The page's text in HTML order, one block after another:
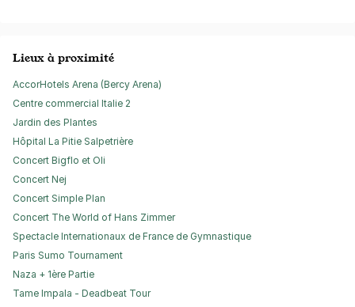
Lieux à proximité
AccorHotels Arena (Bercy Arena)
Centre commercial Italie 2
Jardin des Plantes
Hôpital La Pitie Salpetrière
Concert Bigflo et Oli
Concert Nej
Concert Simple Plan
Concert The World of Hans Zimmer
Spectacle Internationaux de France de Gymnastique
Paris Sumo Tournament
Naza + 1ère Partie
Tame Impala - Deadbeat Tour